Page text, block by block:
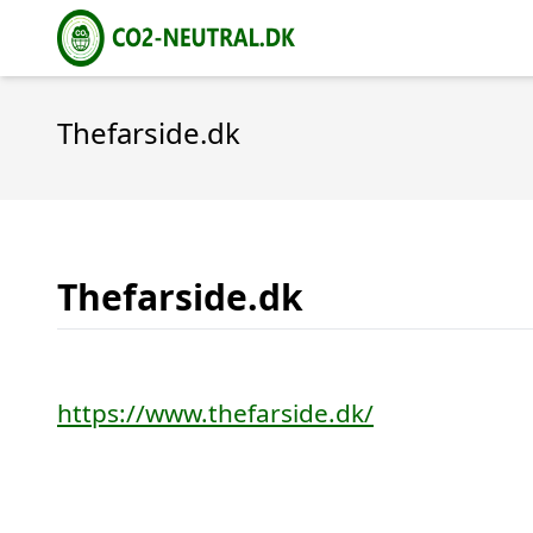
Thefarside.dk
Thefarside.dk
https://www.thefarside.dk/